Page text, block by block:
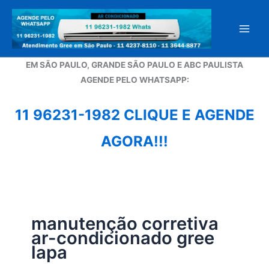
para
conteúdo
EM SÃO PAULO, GRANDE SÃO PAULO E ABC PAULISTA
AGENDE PELO WHATSAPP:
11 96231-1982 CLIQUE E AGENDE
AGORA!!!
manutenção corretiva
ar-condicionado gree
lapa